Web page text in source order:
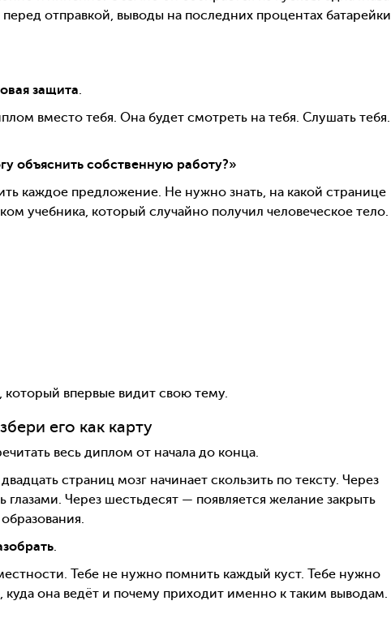
отправкой, выводы на последних процентах батарейки
защита
вместо тебя. Она будет смотреть на тебя. Слушать тебя.
объяснить собственную работу?»
каждое предложение. Не нужно знать, на какой странице
учебника, который случайно получил человеческое тело.
впервые видит свою тему.
его как карту
весь диплом от начала до конца.
страниц мозг начинает скользить по тексту. Через
Через шестьдесят — появляется желание закрыть
.
Тебе не нужно помнить каждый куст. Тебе нужно
куда она ведёт и почему приходит именно к таким выводам.